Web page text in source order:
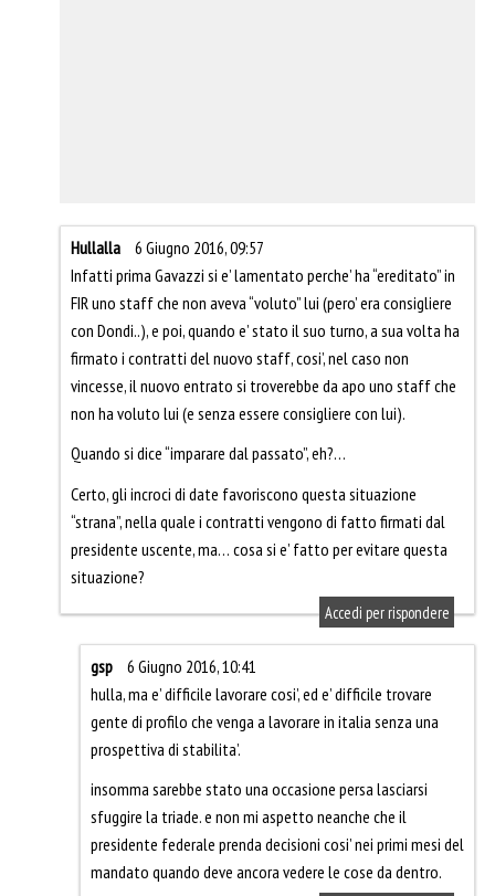
Hullalla
6 Giugno 2016, 09:57
Infatti prima Gavazzi si e’ lamentato perche’ ha “ereditato” in
FIR uno staff che non aveva “voluto” lui (pero’ era consigliere
con Dondi..), e poi, quando e’ stato il suo turno, a sua volta ha
firmato i contratti del nuovo staff, cosi’, nel caso non
vincesse, il nuovo entrato si troverebbe da apo uno staff che
non ha voluto lui (e senza essere consigliere con lui).
Quando si dice “imparare dal passato”, eh?…
Certo, gli incroci di date favoriscono questa situazione
“strana”, nella quale i contratti vengono di fatto firmati dal
presidente uscente, ma… cosa si e’ fatto per evitare questa
situazione?
Accedi per rispondere
gsp
6 Giugno 2016, 10:41
hulla, ma e’ difficile lavorare cosi’, ed e’ difficile trovare
gente di profilo che venga a lavorare in italia senza una
prospettiva di stabilita’.
insomma sarebbe stato una occasione persa lasciarsi
sfuggire la triade. e non mi aspetto neanche che il
presidente federale prenda decisioni cosi’ nei primi mesi del
mandato quando deve ancora vedere le cose da dentro.